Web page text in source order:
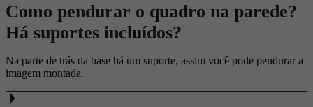
Como pendurar o quadro na parede?
Há suportes incluídos?
Na parte de trás da base há um suporte, assim você pode pendurar a
imagem montada.